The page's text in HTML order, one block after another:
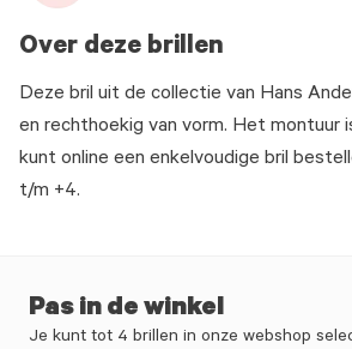
Over deze brillen
Deze bril uit de collectie van Hans
en rechthoekig van vorm. Het montuur
kunt online een enkelvoudige bril
t/m +4.
Pas in de winkel
Je kunt tot 4 brillen in onze webshop